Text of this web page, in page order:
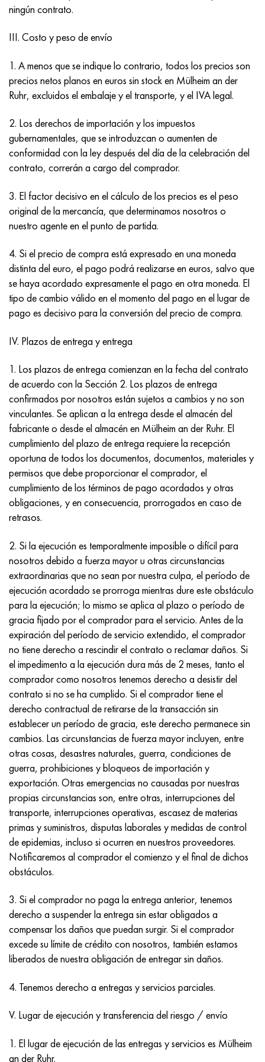
ningún contrato.
III. Costo y peso de envío
1. A menos que se indique lo contrario, todos los precios son
precios netos planos en euros sin stock en Mülheim an der
Ruhr, excluidos el embalaje y el transporte, y el IVA legal.
2. Los derechos de importación y los impuestos
gubernamentales, que se introduzcan o aumenten de
conformidad con la ley después del día de la celebración del
contrato, correrán a cargo del comprador.
3. El factor decisivo en el cálculo de los precios es el peso
original de la mercancía, que determinamos nosotros o
nuestro agente en el punto de partida.
4. Si el precio de compra está expresado en una moneda
distinta del euro, el pago podrá realizarse en euros, salvo que
se haya acordado expresamente el pago en otra moneda. El
tipo de cambio válido en el momento del pago en el lugar de
pago es decisivo para la conversión del precio de compra.
IV. Plazos de entrega y entrega
1. Los plazos de entrega comienzan en la fecha del contrato
de acuerdo con la Sección 2. Los plazos de entrega
confirmados por nosotros están sujetos a cambios y no son
vinculantes. Se aplican a la entrega desde el almacén del
fabricante o desde el almacén en Mülheim an der Ruhr. El
cumplimiento del plazo de entrega requiere la recepción
oportuna de todos los documentos, documentos, materiales y
permisos que debe proporcionar el comprador, el
cumplimiento de los términos de pago acordados y otras
obligaciones, y en consecuencia, prorrogados en caso de
retrasos.
2. Si la ejecución es temporalmente imposible o difícil para
nosotros debido a fuerza mayor u otras circunstancias
extraordinarias que no sean por nuestra culpa, el período de
ejecución acordado se prorroga mientras dure este obstáculo
para la ejecución; lo mismo se aplica al plazo o período de
gracia fijado por el comprador para el servicio. Antes de la
expiración del período de servicio extendido, el comprador
no tiene derecho a rescindir el contrato o reclamar daños. Si
el impedimento a la ejecución dura más de 2 meses, tanto el
comprador como nosotros tenemos derecho a desistir del
contrato si no se ha cumplido. Si el comprador tiene el
derecho contractual de retirarse de la transacción sin
establecer un período de gracia, este derecho permanece sin
cambios. Las circunstancias de fuerza mayor incluyen, entre
otras cosas, desastres naturales, guerra, condiciones de
guerra, prohibiciones y bloqueos de importación y
exportación. Otras emergencias no causadas por nuestras
propias circunstancias son, entre otras, interrupciones del
transporte, interrupciones operativas, escasez de materias
primas y suministros, disputas laborales y medidas de control
de epidemias, incluso si ocurren en nuestros proveedores.
Notificaremos al comprador el comienzo y el final de dichos
obstáculos.
3. Si el comprador no paga la entrega anterior, tenemos
derecho a suspender la entrega sin estar obligados a
compensar los daños que puedan surgir. Si el comprador
excede su límite de crédito con nosotros, también estamos
liberados de nuestra obligación de entregar sin daños.
4. Tenemos derecho a entregas y servicios parciales.
V. Lugar de ejecución y transferencia del riesgo / envío
1. El lugar de ejecución de las entregas y servicios es Mülheim
an der Ruhr.
Incotherm
incotest
Jette M152
Cobalto 6B
maraging 250
René 41
Maraging 350
MP159
multimetro n155
Nitronik 40
Nitronik 50
Nitrónico 60
Nitronik 75
Nimonic 80a
Nimónico 263
Haynes 25
Haynes 188
Haynes 230
Hastelloy b2
Hastelloy b3
hastelloy c4
hastelloy c22
Hastelloy C-276
Hastelloy C2000
Hastelloy 3
Hastelloy x
udimet 500
udimet 720
47ND
47НХР
49KF
49K2F, 49K2FA-VI
Aleación 50N
Aleación 50NP
Aleación 52N
56DGNH
68NKhVKTYu
80NMV-VI
80NHS
81HMA
Tipos de aleaciones de precisión
termobimetales
HN62VMYUT
HN62MVKYU
HN63MB
XN65VM
KhN65VMTYu
KhN67MVTYu
KhN68VMTYUK-vd
HN73MBTYu
XN70YU
XN77TYu
XN77TYUR
ХН78Т
HN80TBY
N65M, EP982
VT-35
PT-1M
PT-3V
PT-7M
2B
SPT-2 sv
3M
5B
TL5
14 titanio
SP-17
40 titanio
1.4466 - AISI 310MoLn
Aleación Al6xn
15-7Ph® - 1.4532
PH 13-8 meses - 1.4534
1.4542 - 17-4Ph®
Custom 455® - 1.4543 - uns s45500
1.4548 - 17-4Ph®
1.4567 - AISI 304Cu
1.4570-aisi303Cu
1.4597 - AISI 204Cu
Aleación 28 - 1.4563
Aleación 31 - 1.4562
Aleación 254smo® - 1.4547
Aleación 926 - 1.4529
AM-355 - ams 5547
Custom 450® - uns S45000
Ascoloy griego 418
Tubería resistente a la corrosión
10X17H13M3T
10X18N18Yu4D
11X11N2V2MF
12Х18Н9Т
13X11N2V2MF
15x11mf
15Х12Н2MVFAB
15X16H2AM
18X11MNFB
20Х3FMI
21NKMT
37X12N8G8MFB
40X10X2M
40Х9С2
50X14MF
65X13
90X18MF
95X18
2,0872, CuNi10Fe1Mn, Cw352h
Bronce aluminio silicio
CW301G, C64200
bronce de silicio
C65500, CuAl11Fe3
C65620, CuSi3Fe2Zn3
Bronce estaño-plomo
latón rojo
C84400, CuSn2ZnPb
C83600, CuSn5ZnPb
45G2, 45g2, AISI 1144
Aleación de acero estructural
10g2, 10g2, AISI 1513
12X2H4A, 15NiCr13, 1.5752
AC14, 11SMnPb30
20G, 20mn5
20HM, 24CrMo5, 20hm
30X, AISI 5130, 30h
30hgs, 30hgs
30xn2ma, 30CrNiMo8
30хн3а, 31nicr14
34khn3ma, 36NiCrMo16, 35NiCrMo16
35hgs, 35hgs
35hgsa, 35hgsa
38x2n2ma, 34CrNiMo6, 40NiCrMo7
40hn2ma, 34CrNiMo4, 36hnm
38hs, 37hs
38XA, 37Cr4, AISI 5135
38HN3MFA, 35nicrmov12-5
40G, 40Mn4, AISI 1035
38XM, 42CrMo4, AISI 1.7225
40ХН, 36NiCr6, AISI 3135
40XFA, 1.7223, AISI 4142
45X, 45h, 1.7035
45HN2MFA, k2425, 45hnmf
A40G, 44smn28, 1.0762, 46s20
Р6М5, 1.3343, hs6-5-2, sw7m
Р6М5К5, 1.3243, hs6-5-2-5
R6M5F3, 1.3344, hs6-5-3
9М4К8,1.3207
R12F3, 1.3318, sw12
P18, 1,3355, hs18-0-1, sw18
10,1.1645, C105W1